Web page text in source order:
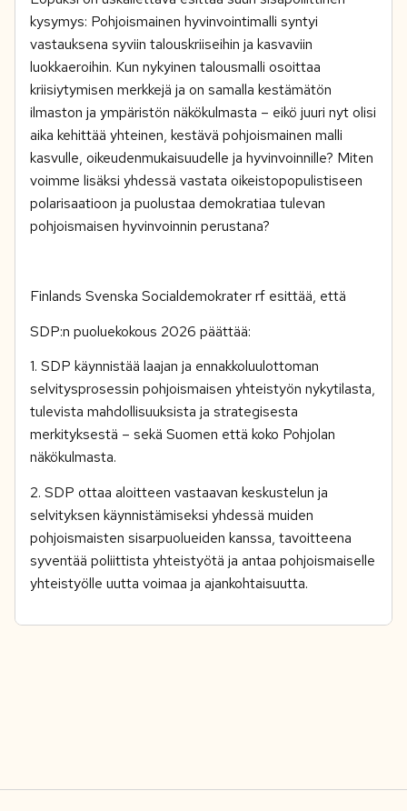
kysymys: Pohjoismainen hyvinvointimalli syntyi
vastauksena syviin talouskriiseihin ja kasvaviin
luokkaeroihin. Kun nykyinen talousmalli osoittaa
kriisiytymisen merkkejä ja on samalla kestämätön
ilmaston ja ympäristön näkökulmasta – eikö juuri nyt olisi
aika kehittää yhteinen, kestävä pohjoismainen malli
kasvulle, oikeudenmukaisuudelle ja hyvinvoinnille? Miten
voimme lisäksi yhdessä vastata oikeistopopulistiseen
polarisaatioon ja puolustaa demokratiaa tulevan
pohjoismaisen hyvinvoinnin perustana?
Finlands Svenska Socialdemokrater rf esittää, että
SDP:n puoluekokous 2026 päättää:
1. SDP käynnistää laajan ja ennakkoluulottoman
selvitysprosessin pohjoismaisen yhteistyön nykytilasta,
tulevista mahdollisuuksista ja strategisesta
merkityksestä – sekä Suomen että koko Pohjolan
näkökulmasta.
2. SDP ottaa aloitteen vastaavan keskustelun ja
selvityksen käynnistämiseksi yhdessä muiden
pohjoismaisten sisarpuolueiden kanssa, tavoitteena
syventää poliittista yhteistyötä ja antaa pohjoismaiselle
yhteistyölle uutta voimaa ja ajankohtaisuutta.